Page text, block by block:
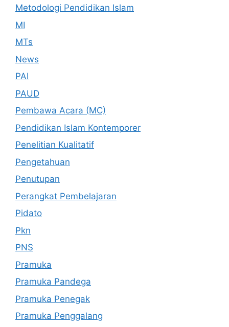
Metodologi Pendidikan Islam
MI
MTs
News
PAI
PAUD
Pembawa Acara (MC)
Pendidikan Islam Kontemporer
Penelitian Kualitatif
Pengetahuan
Penutupan
Perangkat Pembelajaran
Pidato
Pkn
PNS
Pramuka
Pramuka Pandega
Pramuka Penegak
Pramuka Penggalang